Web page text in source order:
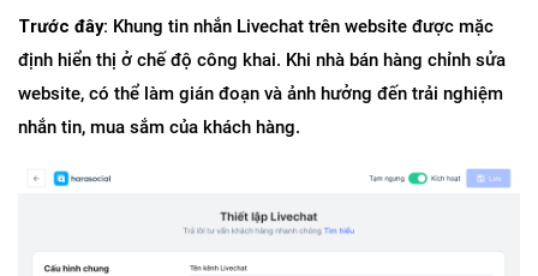
Trước đây: Khung tin nhắn Livechat trên website được mặc
định hiển thị ở chế độ công khai. Khi nhà bán hàng chỉnh sửa
website, có thể làm gián đoạn và ảnh hưởng đến trải nghiệm
nhắn tin, mua sắm của khách hàng.